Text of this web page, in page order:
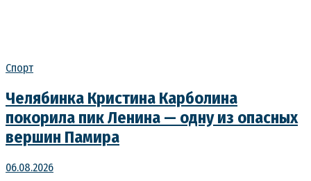
Спорт
Челябинка Кристина Карболина
покорила пик Ленина — одну из опасных
вершин Памира
06.08.2026